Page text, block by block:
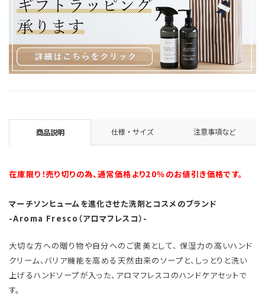
商品説明 仕様・サイズ 注意事項など
在庫限り！売り切りの為、通常価格より20％のお値引き価格です。
マーチソンヒュームを進化させた洗剤とコスメのブランド
-Aroma Fresco（アロマフレスコ）-
大切な方への贈り物や自分へのご褒美として、 保湿力の高いハンド
クリーム、バリア機能を高める天然由来のソープと、しっとりと洗い
上げるハンドソープが入った、アロマフレスコのハンドケアセットで
す。